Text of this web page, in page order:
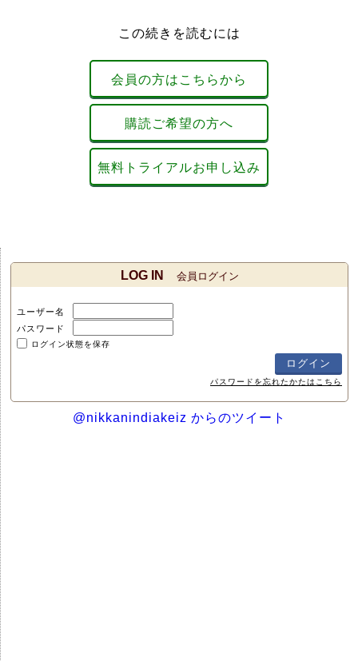
この続きを読むには
会員の方はこちらから
購読ご希望の方へ
無料トライアルお申し込み
LOG IN 会員ログイン
ユーザー名
パスワード
ログイン状態を保存
パスワードを忘れたかたはこちら
@nikkanindiakeiz からのツイート